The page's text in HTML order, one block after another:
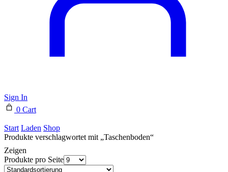
Sign In
0 Cart
Start Laden Shop
Produkte verschlagwortet mit „Taschenboden“
Zeigen
Produkte pro Seite